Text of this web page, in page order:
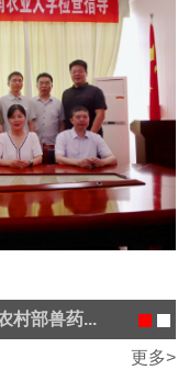
村部兽药...
更多>